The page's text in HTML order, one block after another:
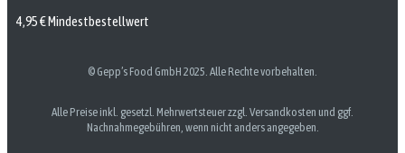
4,95 € Mindestbestellwert
© Gepp’s Food GmbH 2025. Alle Rechte vorbehalten.
Alle Preise inkl. gesetzl. Mehrwertsteuer zzgl. Versandkosten und ggf.
Nachnahmegebühren, wenn nicht anders angegeben.